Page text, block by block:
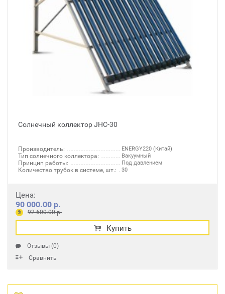
Солнечный коллектор JHC-30
Производитель: ENERGY220 (Китай)
Тип солнечного коллектора: Вакуумный
Принцип работы: Под давлением
Количество трубок в системе, шт.: 30
Цена:
90 000.00 р.
% 92 600.00 р.
Купить
Отзывы (0)
Сравнить